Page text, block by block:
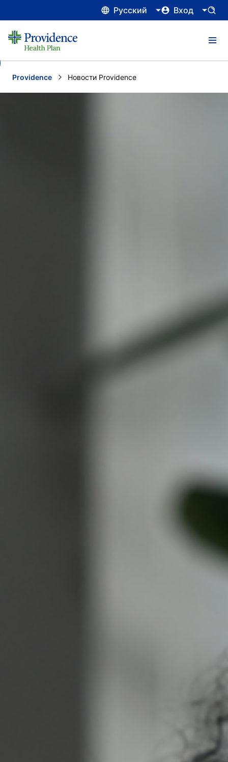
Русский Вход
Providence Current:
Новости Providence